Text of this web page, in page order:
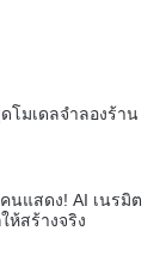
โมเดลจำลองร้าน
นแสดง! AI เนรมิต
ห้สร้างจริง